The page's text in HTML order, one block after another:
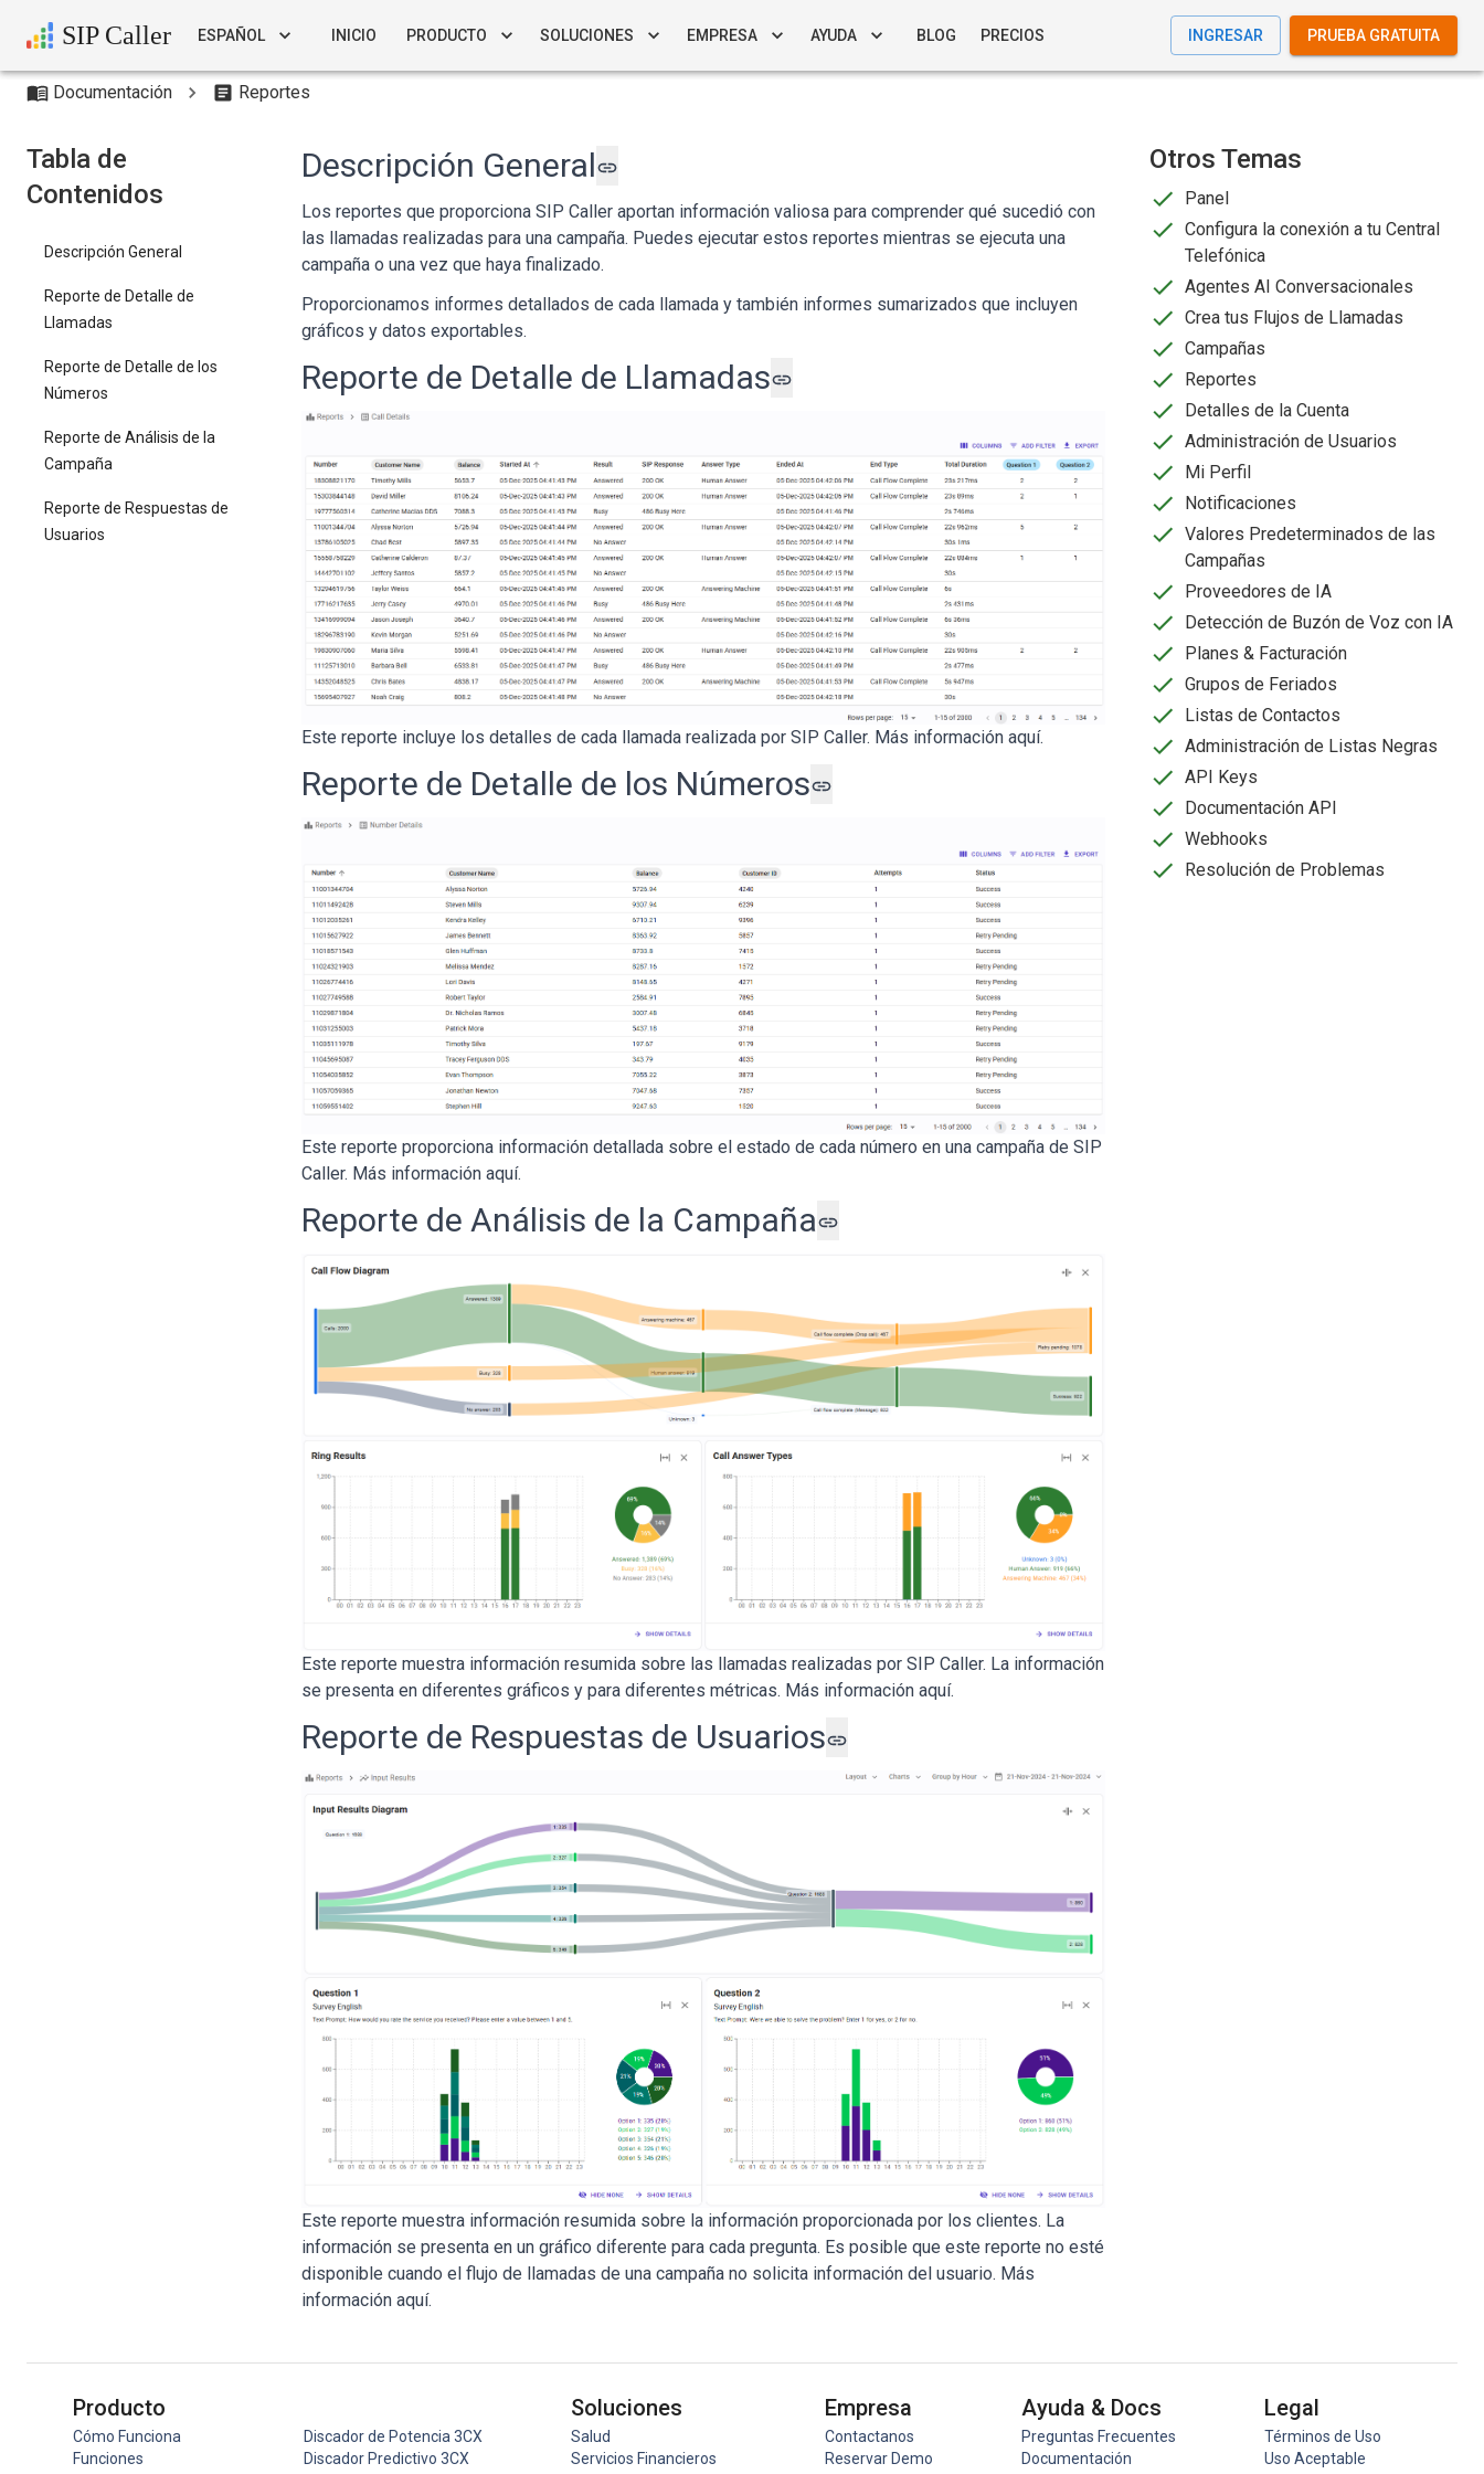
SIP Caller ESPAÑOL INICIO PRODUCTO SOLUCIONES EMPRESA AYUDA BLOG PRECIOS INGRESAR PRUEBA GRATUITA
Documentación Reportes
Tabla de
Contenidos
Descripción General
Reporte de Detalle de
Llamadas
Reporte de Detalle de los
Números
Reporte de Análisis de la
Campaña
Reporte de Respuestas de
Usuarios
Descripción General
Los reportes que proporciona SIP Caller aportan información valiosa para comprender qué sucedió con
las llamadas realizadas para una campaña. Puedes ejecutar estos reportes mientras se ejecuta una
campaña o una vez que haya finalizado.
Proporcionamos informes detallados de cada llamada y también informes sumarizados que incluyen
gráficos y datos exportables.
Reporte de Detalle de Llamadas
Este reporte incluye los detalles de cada llamada realizada por SIP Caller. Más información aquí.
Reporte de Detalle de los Números
Este reporte proporciona información detallada sobre el estado de cada número en una campaña de SIP
Caller. Más información aquí.
Reporte de Análisis de la Campaña
Este reporte muestra información resumida sobre las llamadas realizadas por SIP Caller. La información
se presenta en diferentes gráficos y para diferentes métricas. Más información aquí.
Reporte de Respuestas de Usuarios
Este reporte muestra información resumida sobre la información proporcionada por los clientes. La
información se presenta en un gráfico diferente para cada pregunta. Es posible que este reporte no esté
disponible cuando el flujo de llamadas de una campaña no solicita información del usuario. Más
información aquí.
Otros Temas
Panel
Configura la conexión a tu Central
Telefónica
Agentes AI Conversacionales
Crea tus Flujos de Llamadas
Campañas
Reportes
Detalles de la Cuenta
Administración de Usuarios
Mi Perfil
Notificaciones
Valores Predeterminados de las
Campañas
Proveedores de IA
Detección de Buzón de Voz con IA
Planes & Facturación
Grupos de Feriados
Listas de Contactos
Administración de Listas Negras
API Keys
Documentación API
Webhooks
Resolución de Problemas
Producto
Cómo Funciona
Funciones
Discador de Potencia 3CX
Discador Predictivo 3CX
Soluciones
Salud
Servicios Financieros
Empresa
Contactanos
Reservar Demo
Ayuda & Docs
Preguntas Frecuentes
Documentación
Legal
Términos de Uso
Uso Aceptable